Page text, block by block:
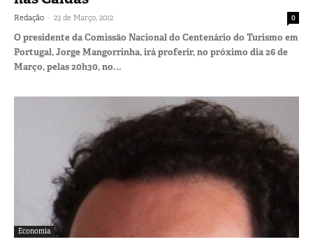
Redação - 23 de Março, 2012 0
O presidente da Comissão Nacional do Centenário do Turismo em
Portugal, Jorge Mangorrinha, irá proferir, no próximo dia 26 de
Março, pelas 20h30, no...
Economia